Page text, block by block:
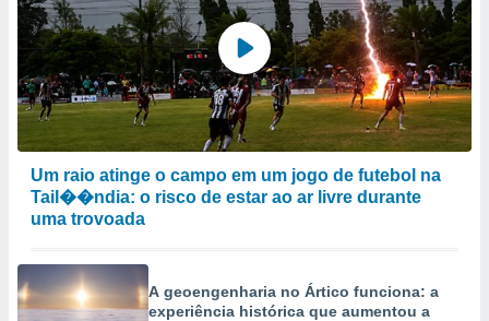
Um raio atinge o campo em um jogo de futebol na
Tail��ndia: o risco de estar ao ar livre durante
uma trovoada
A geoengenharia no Ártico funciona: a
experiência histórica que aumentou a